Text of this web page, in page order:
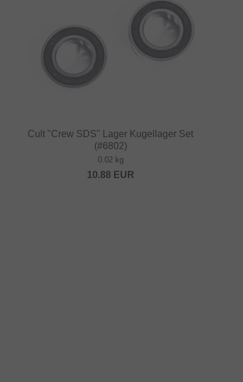
Cult "Crew SDS" Lager Kugellager Set
(#6802)
0.02 kg
10.88 EUR